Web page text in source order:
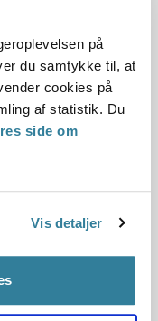
på
du samtykke til, at
cookies på
af statistik. Du
side om
Vis detaljer
om der er behov
vi allerede har
svar på en
til, om der er
i forhold til den